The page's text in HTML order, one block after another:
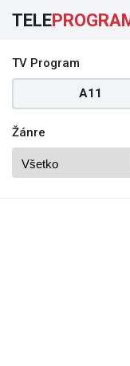
TELE
TV Program
A11
Žánre